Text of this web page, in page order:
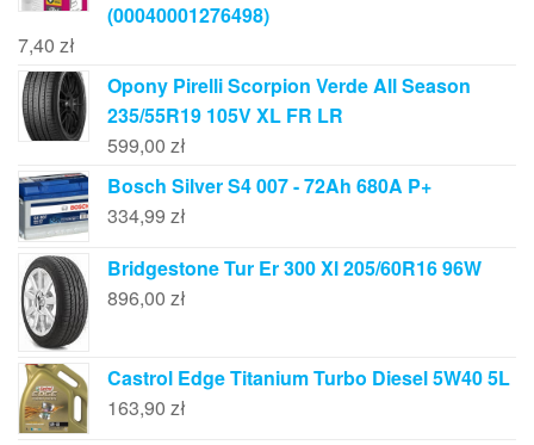
(00040001276498)
7,40 zł
Opony Pirelli Scorpion Verde All Season
235/55R19 105V XL FR LR
599,00 zł
Bosch Silver S4 007 - 72Ah 680A P+
334,99 zł
Bridgestone Tur Er 300 Xl 205/60R16 96W
896,00 zł
Castrol Edge Titanium Turbo Diesel 5W40 5L
163,90 zł